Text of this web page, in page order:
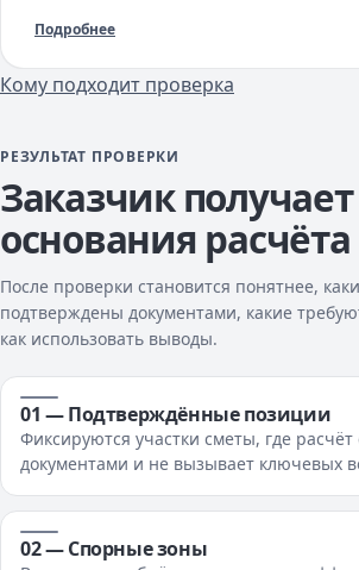
Подробнее
Кому подходит проверка
РЕЗУЛЬТАТ ПРОВЕРКИ
Заказчик
основания расчёта
После проверки становится понятнее,
подтверждены документами, какие
как использовать выводы.
01 — Подтверждённые позиции
Фиксируются участки сметы, где расчёт
документами и не вызывает ключевых
02 — Спорные зоны